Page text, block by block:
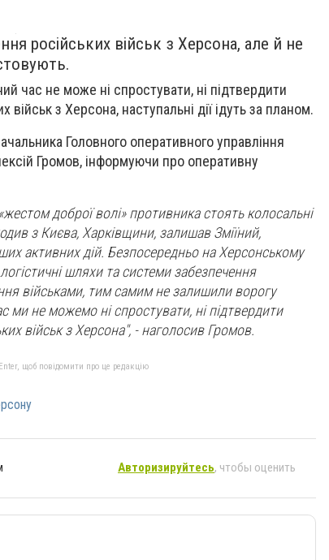
російських військ з Херсона, але й не
час не може ні спростувати, ні підтвердити
з Херсона, наступальні дії ідуть за планом.
Головного оперативного управління
Громов, інформуючи про оперативну
доброї волі» противника стоять колосальні
з Києва, Харківщини, залишав Зміїний,
активних дій. Безпосередньо на Херсонському
шляхи та системи забезпечення
військами, тим самим не залишили ворогу
ми не можемо ні спростувати, ні підтвердити
військ з Херсона", - наголосив Громов.
щоб повідомити про це редакцію
Авторизируйтесь, чтобы оценить